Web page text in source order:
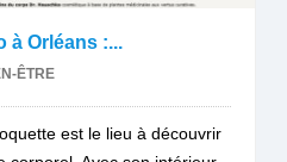
à Orléans :...
ÊTRE
est le lieu à découvrir